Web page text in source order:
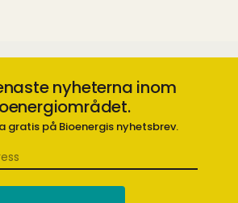
nyheterna inom
gratis på Bioenergis nyhetsbrev.